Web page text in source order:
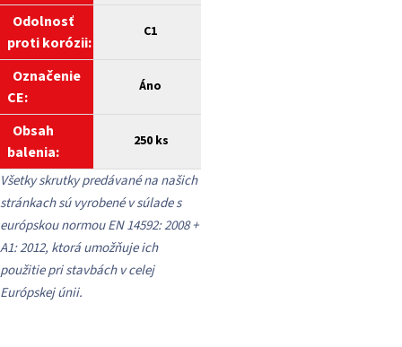
Odolnosť
proti korózii:
C1
Označenie
CE:
Áno
Obsah
balenia:
250 ks
Všetky skrutky predávané na našich
stránkach sú vyrobené v súlade s
európskou normou EN 14592: 2008 +
A1: 2012, ktorá umožňuje ich
použitie pri stavbách v celej
Európskej únii.